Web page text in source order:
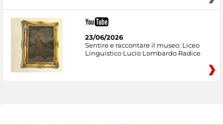
23/06/2026
Sentire e raccontare il museo: Liceo
Linguistico Lucio Lombardo Radice